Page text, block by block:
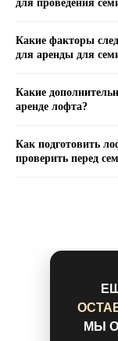
для проведения
Какие факторы
для аренды для
Какие
аренде лофта?
Как подготовить
проверить перед
МЫ